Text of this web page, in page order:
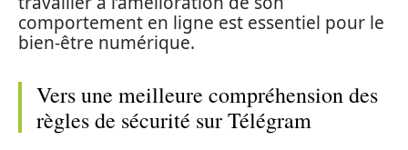
comportement en ligne est essentiel pour le
bien-être numérique.
Vers une meilleure compréhension des
règles de sécurité sur Télégram